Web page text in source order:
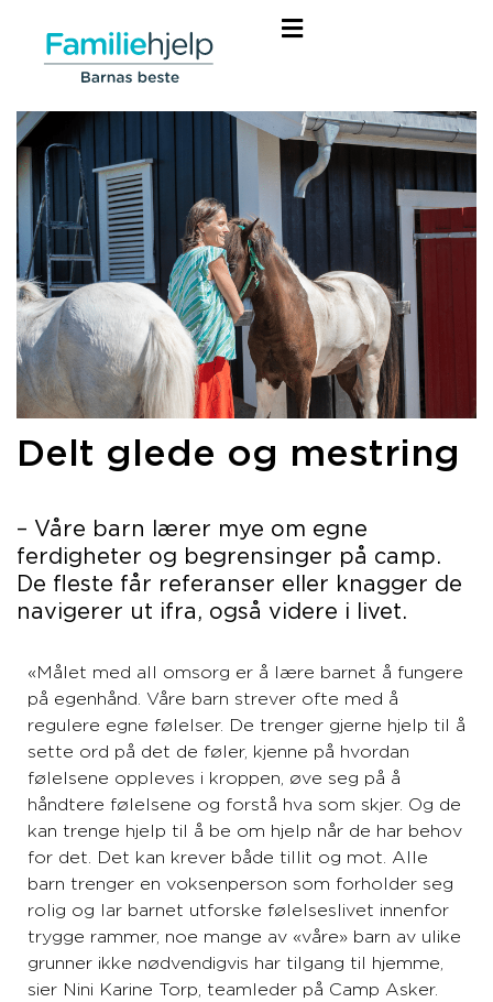
Delt glede og mestring
– Våre barn lærer mye om egne
ferdigheter og begrensinger på camp.
De fleste får referanser eller knagger de
navigerer ut ifra, også videre i livet.
«Målet med all omsorg er å lære barnet å fungere
på egenhånd. Våre barn strever ofte med å
regulere egne følelser. De trenger gjerne hjelp til å
sette ord på det de føler, kjenne på hvordan
følelsene oppleves i kroppen, øve seg på å
håndtere følelsene og forstå hva som skjer. Og de
kan trenge hjelp til å be om hjelp når de har behov
for det. Det kan krever både tillit og mot. Alle
barn trenger en voksenperson som forholder seg
rolig og lar barnet utforske følelseslivet innenfor
trygge rammer, noe mange av «våre» barn av ulike
grunner ikke nødvendigvis har tilgang til hjemme,
sier Nini Karine Torp, teamleder på Camp Asker.